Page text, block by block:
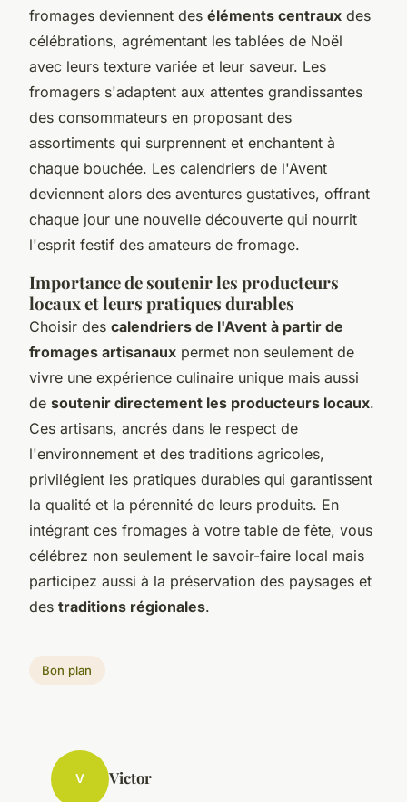
fromages deviennent des éléments centraux des
célébrations, agrémentant les tablées de Noël
avec leurs texture variée et leur saveur. Les
fromagers s'adaptent aux attentes grandissantes
des consommateurs en proposant des
assortiments qui surprennent et enchantent à
chaque bouchée. Les calendriers de l'Avent
deviennent alors des aventures gustatives, offrant
chaque jour une nouvelle découverte qui nourrit
l'esprit festif des amateurs de fromage.
Importance de soutenir les producteurs
locaux et leurs pratiques durables
Choisir des calendriers de l'Avent à partir de
fromages artisanaux permet non seulement de
vivre une expérience culinaire unique mais aussi
de soutenir directement les producteurs locaux.
Ces artisans, ancrés dans le respect de
l'environnement et des traditions agricoles,
privilégient les pratiques durables qui garantissent
la qualité et la pérennité de leurs produits. En
intégrant ces fromages à votre table de fête, vous
célébrez non seulement le savoir-faire local mais
participez aussi à la préservation des paysages et
des traditions régionales.
Bon plan
V Victor